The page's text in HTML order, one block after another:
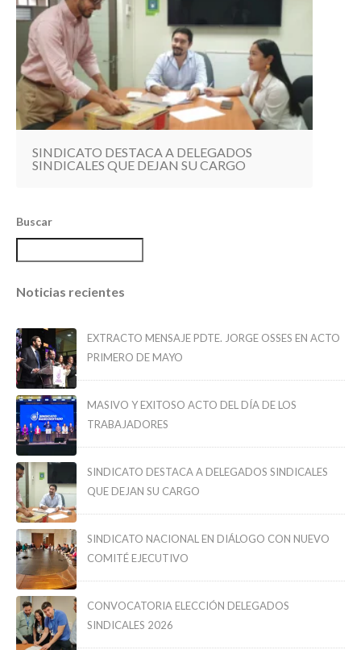
SINDICATO DESTACA A DELEGADOS
SINDICALES QUE DEJAN SU CARGO
Buscar
Noticias recientes
EXTRACTO MENSAJE PDTE. JORGE OSSES EN ACTO
PRIMERO DE MAYO
MASIVO Y EXITOSO ACTO DEL DÍA DE LOS
TRABAJADORES
SINDICATO DESTACA A DELEGADOS SINDICALES
QUE DEJAN SU CARGO
SINDICATO NACIONAL EN DIÁLOGO CON NUEVO
COMITÉ EJECUTIVO
CONVOCATORIA ELECCIÓN DELEGADOS
SINDICALES 2026